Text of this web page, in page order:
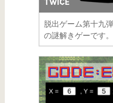
TWICE
脱出ゲーム第十九
の謎解きゲーです。